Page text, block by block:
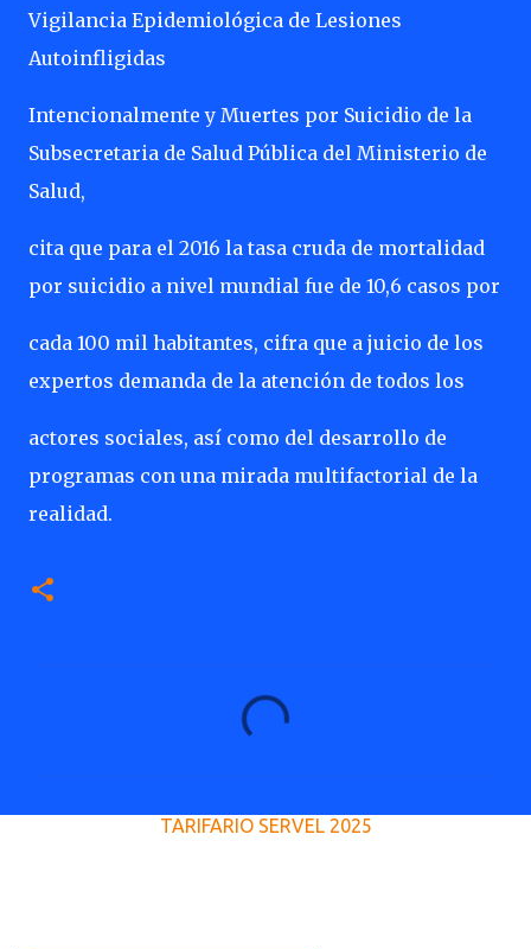
Vigilancia Epidemiológica de Lesiones
Autoinfligidas
Intencionalmente y Muertes por Suicidio de la
Subsecretaria de Salud Pública del Ministerio de
Salud,
cita que para el 2016 la tasa cruda de mortalidad
por suicidio a nivel mundial fue de 10,6 casos por
cada 100 mil habitantes, cifra que a juicio de los
expertos demanda de la atención de todos los
actores sociales, así como del desarrollo de
programas con una mirada multifactorial de la
realidad.
TARIFARIO SERVEL 2025